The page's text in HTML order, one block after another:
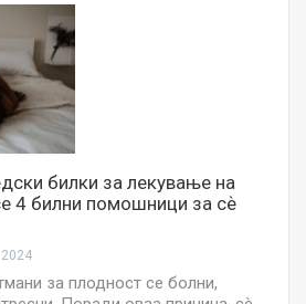
билки за лекување на
4 билни помошници за сѐ
за плодност се болни,